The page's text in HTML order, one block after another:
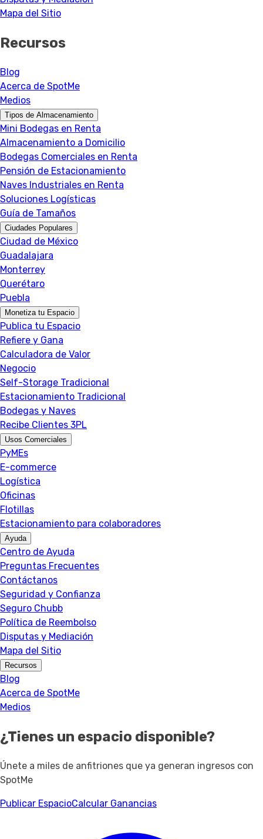
Mapa del Sitio
Recursos
Blog
Acerca de SpotMe
Medios
Tipos de Almacenamiento
Mini Bodegas en Renta
Almacenamiento a Domicilio
Bodegas Comerciales en Renta
Pensión de Estacionamiento
Naves Industriales en Renta
Soluciones Logísticas
Guía de Tamaños
Ciudades Populares
Ciudad de México
Guadalajara
Monterrey
Querétaro
Puebla
Monetiza tu Espacio
Publica tu Espacio
Refiere y Gana
Calculadora de Valor
Negocio
Self-Storage Tradicional
Estacionamiento Tradicional
Bodegas y Naves
Recibe Clientes 3PL
Usos Comerciales
PyMEs
E-commerce
Logística
Oficinas
Flotillas
Estacionamiento para colaboradores
Ayuda
Centro de Ayuda
Preguntas Frecuentes
Contáctanos
Seguridad y Confianza
Seguro Chubb
Política de Reembolso
Disputas y Mediación
Mapa del Sitio
Recursos
Blog
Acerca de SpotMe
Medios
¿Tienes un espacio disponible?
Únete a miles de anfitriones que ya generan ingresos con
SpotMe
Publicar EspacioCalcular Ganancias